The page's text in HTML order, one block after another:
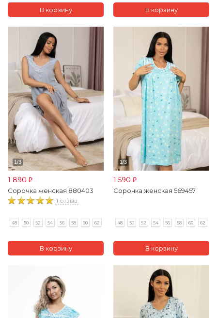
1 890 ₽
Сорочка женская 880403
1 отзыв
48 50 52 54 56 58 60 62
1 590 ₽
Сорочка женская 569457
48 50 52 54 56 58 60 62